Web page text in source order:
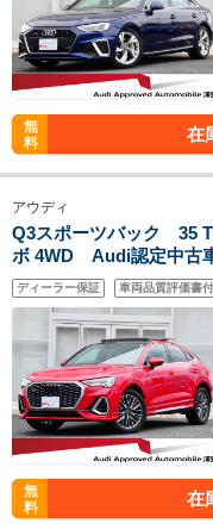
無
料
在
アウディ
Q3スポーツバック 35
ボ 4WD Audi認定中古
ー プラスパッケージ
パッケージ テクノロ
バーチャルコックピッ
ディーラー保証 車両品質評価書付
無
料
在